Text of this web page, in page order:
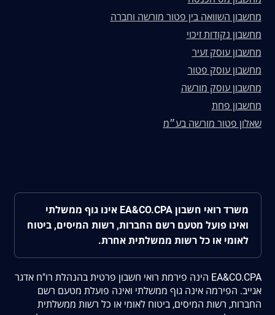
מחשבון השוואה בין פטור מורשה וחברה
מחשבון נקודות זיכוי
מחשבון עוסק זעיר
מחשבון עוסק פטור
מחשבון עוסק מורשה
מחשבון פחת
שאלון פטור מורשה בע״מ
משרד רואי חשבון EA&CO.CPA אינו גוף ממשלתי
ואינו פועל מטעם רשם החברות, רשות המיסים, ביטוח
לאומי או כל רשות ממשלתית אחרת.
EA&CO.CPA הינה פירמת רואי חשבון פרטית בהנהלת רו"ח אדגר
אגייב. הפירמה אינה גוף ממשלתי ואינה פועלת מטעם רשם
החברות, רשות המיסים, ביטוח לאומי או כל רשות ממשלתית